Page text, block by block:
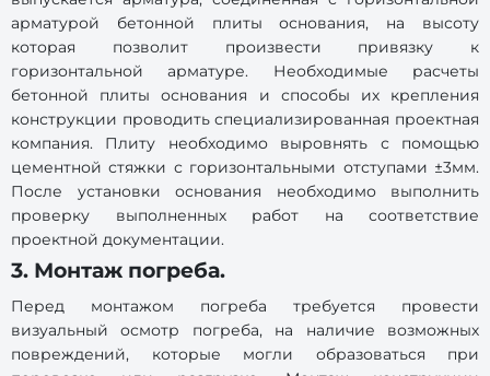
арматурой бетонной плиты основания, на высоту
которая позволит произвести привязку к
горизонтальной арматуре. Необходимые расчеты
бетонной плиты основания и способы их крепления
конструкции проводить специализированная проектная
компания. Плиту необходимо выровнять с помощью
цементной стяжки с горизонтальными отступами ±3мм.
После установки основания необходимо выполнить
проверку выполненных работ на соответствие
проектной документации.
3. Монтаж погреба.
Перед монтажом погреба требуется провести
визуальный осмотр погреба, на наличие возможных
повреждений, которые могли образоваться при